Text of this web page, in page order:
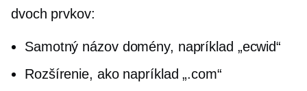
dvoch prvkov:
Samotný názov domény, napríklad „ecwid“
Rozšírenie, ako napríklad „.com“